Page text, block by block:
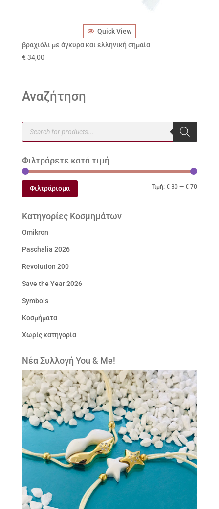
Quick View
βραχιόλι με άγκυρα και ελληνική σημαία
€ 34,00
Αναζήτηση
Products
search
Φιλτράρετε κατά τιμή
Φιλτράρισμα Τιμή:€ 30 —€ 70
Κατηγορίες Κοσμημάτων
Omikron
Paschalia 2026
Revolution 200
Save the Year 2026
Symbols
Κοσμήματα
Χωρίς κατηγορία
Νέα Συλλογή You & Me!